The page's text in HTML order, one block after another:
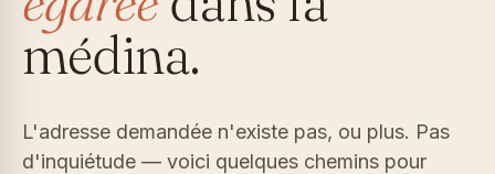
médina.
L'adresse demandée n'existe pas, ou plus. Pas
d'inquiétude — voici quelques chemins pour